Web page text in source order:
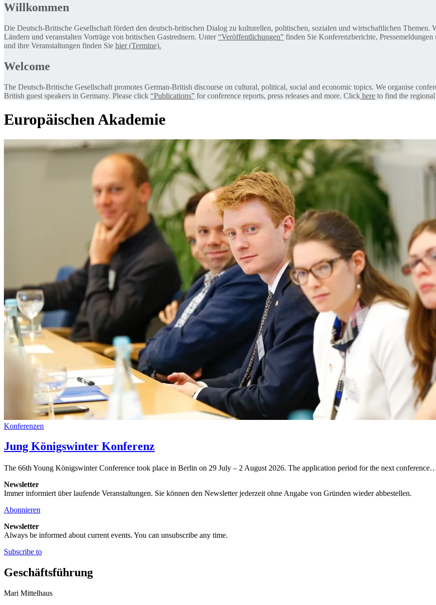
Willkommen
Die Deutsch-Britische Gesellschaft fördert den deutsch-britischen Dialog zu kulturellen, politischen, sozialen und wirtschaftlichen Themen.
Ländern und veranstalten Vorträge von britischen Gastrednern. Unter“Veröffentlichungen” finden Sie Konferenzberichte,
und ihre Veranstaltungen finden Sie hier (Termine).
Welcome
The Deutsch-Britische Gesellschaft promotes German-British discourse on cultural, political, social and economic topics. We organise
British guest speakers in Germany. Please click “Publications” for conference reports, press releases and more. Click here to find the
Europäischen Akademie
Konferenzen
Jung Königswinter Konferenz
The 66th Young Königswinter Conference took place in Berlin on 29 July – 2 August 2026. The application period for the next
Newsletter
Immer informiert über laufende Veranstaltungen. Sie können den Newsletter jederzeit ohne Angabe von Gründen wieder abbestellen.
Abonnieren
Newsletter
Always be informed about current events. You can unsubscribe any time.
Subscribe to
Geschäftsführung
Mari Mittelhaus